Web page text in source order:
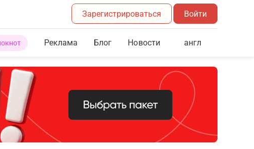
Зарегистрироваться Войти
Реклама Блог Новости англ